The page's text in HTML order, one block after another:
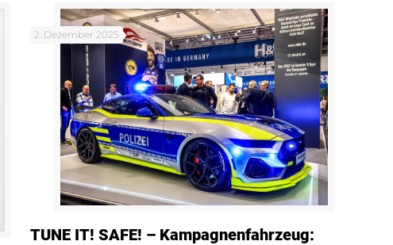
2. Dezember 2025
TUNE IT! SAFE! – Kampagnenfahrzeug: